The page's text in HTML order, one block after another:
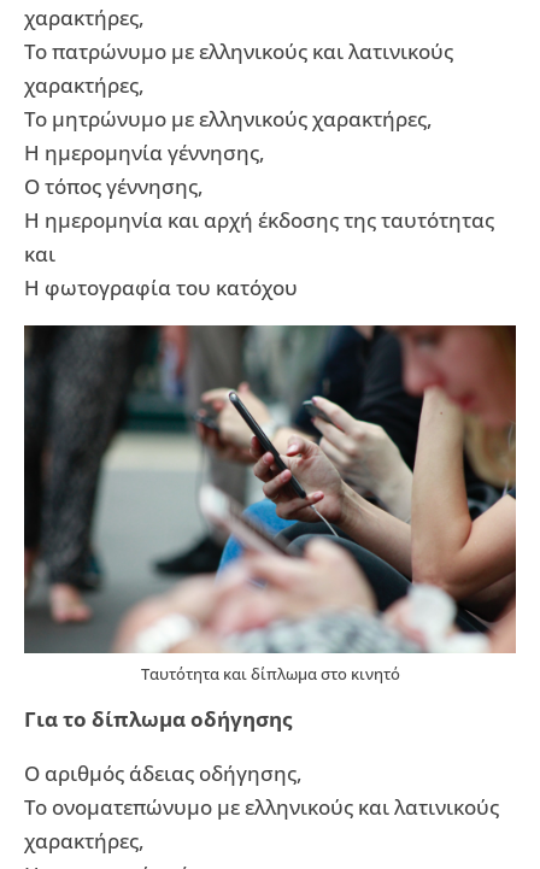
χαρακτήρες,
Το πατρώνυμο με ελληνικούς και λατινικούς
χαρακτήρες,
Το μητρώνυμο με ελληνικούς χαρακτήρες,
Η ημερομηνία γέννησης,
Ο τόπος γέννησης,
Η ημερομηνία και αρχή έκδοσης της ταυτότητας
και
Η φωτογραφία του κατόχου
Ταυτότητα και δίπλωμα στο κινητό
Για το δίπλωμα οδήγησης
Ο αριθμός άδειας οδήγησης,
Το ονοματεπώνυμο με ελληνικούς και λατινικούς
χαρακτήρες,